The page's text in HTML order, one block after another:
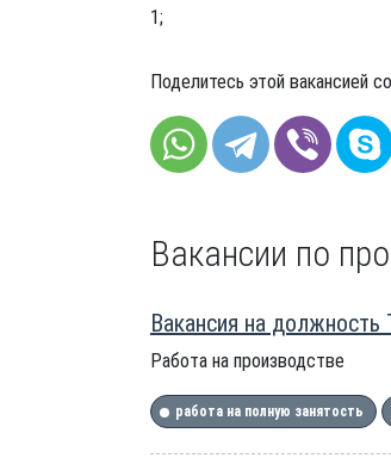
1;
Поделитесь этой вакансией
Вакансии по
Вакансия на должность
Работа на производстве
работа на полную занятость